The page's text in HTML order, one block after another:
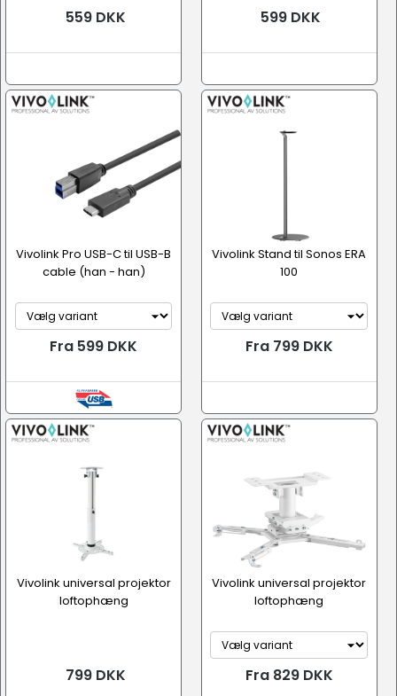
559 DKK 599 DKK
Vivolink Pro USB-C til USB-B
cable (han - han)
Fra 599 DKK
Vivolink Stand til Sonos ERA
100
Fra 799 DKK
Vivolink universal projektor
loftophæng
799 DKK
Vivolink universal projektor
loftophæng
Fra 829 DKK